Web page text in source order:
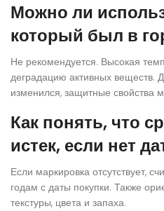
Можно ли
который был в
Не рекомендуется. Высокая
деградацию активных веществ.
изменился, защитные свойства
Как понять, что
истек, если нет
Если маркировка отсутствует,
годам с даты покупки. Также
текстуры, цвета и запаха.